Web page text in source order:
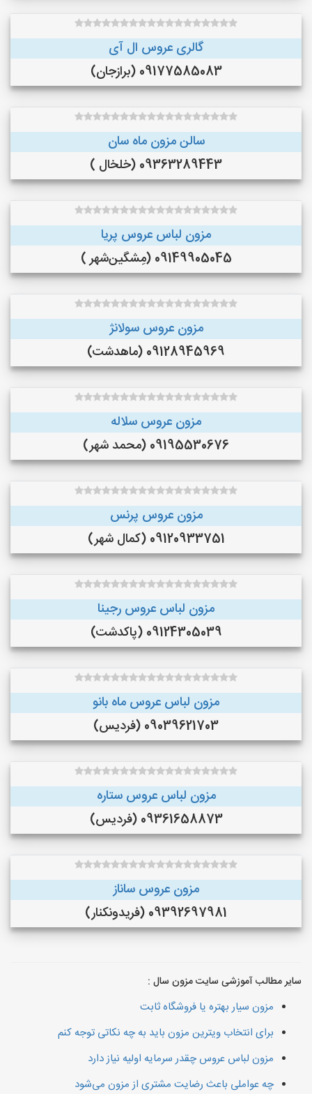
گالری عروس ال آی
09177585083 (برازجان)
سالن مزون ماه سان
09363289443 (خلخال )
مزون لباس عروس پریا
09149905045 (مِشگین‌شهر )
مزون عروس سولانژ
09128945969 (ماهدشت)
مزون عروس سلاله
09195530676 (محمد شهر)
مزون عروس پرنس
09120933751 (کمال شهر)
مزون لباس عروس رجینا
09124305039 (پاکدشت)
مزون لباس عروس ماه بانو
09039621703 (فردیس)
مزون لباس عروس ستاره
09361658873 (فردیس)
مزون عروس ساناز
09392697981 (فريدونكنار)
سایر مطالب آموزشی سایت مزون سال :
مزون سیار بهتره یا فروشگاه ثابت
برای انتخاب ویترین مزون باید به چه نکاتی توجه کنم
مزون لباس عروس چقدر سرمایه اولیه نیاز دارد
چه عواملی باعث رضایت مشتری از مزون می‌شود